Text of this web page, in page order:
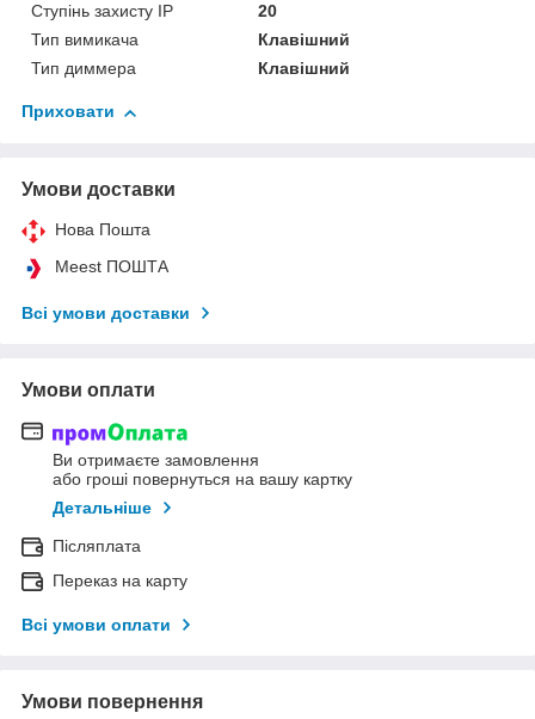
Ступінь захисту IP
20
Тип вимикача
Клавішний
Тип диммера
Клавішний
Приховати
Умови доставки
Нова Пошта
Meest ПОШТА
Всі умови доставки
Умови оплати
Ви отримаєте замовлення
або гроші повернуться на вашу картку
Детальніше
Післяплата
Переказ на карту
Всі умови оплати
Умови повернення